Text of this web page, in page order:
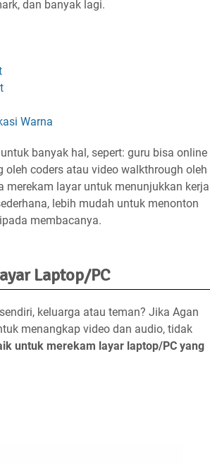
dan banyak lagi.
Warna
banyak hal, sepert: guru bisa online
coders atau video walkthrough oleh
layar untuk menunjukkan kerja
lebih mudah untuk menonton
membacanya.
Laptop/PC
keluarga atau teman? Jika Agan
menangkap video dan audio, tidak
untuk merekam layar laptop/PC yang